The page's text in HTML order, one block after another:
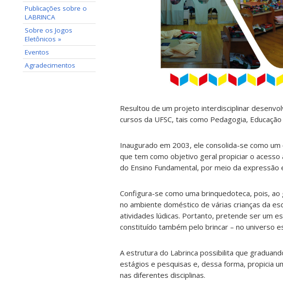
Publicações sobre o
LABRINCA
Sobre os Jogos
Eletônicos »
Eventos
Agradecimentos
Resultou de um projeto interdisciplinar
cursos da UFSC, tais como Pedagogia,
Inaugurado em 2003, ele consolida-se como
que tem como objetivo geral propiciar o
do Ensino Fundamental, por meio da
Configura-se como uma brinquedoteca, pois,
no ambiente doméstico de várias crianças da
atividades lúdicas. Portanto, pretende ser um
constituído também pelo brincar – no universo
A estrutura do Labrinca possibilita que
estágios e pesquisas e, dessa forma, propicia
nas diferentes disciplinas.